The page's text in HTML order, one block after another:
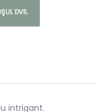
DVS.
intrigant.